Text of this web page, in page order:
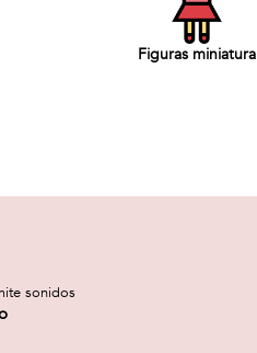
Figuras miniatura
sonidos